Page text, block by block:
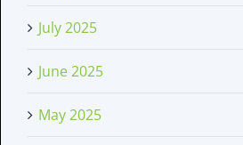
July 2025
June 2025
May 2025